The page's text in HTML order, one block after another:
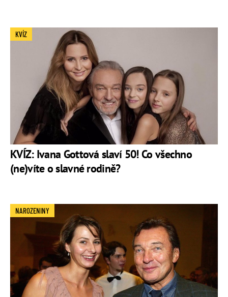
KVÍZ: Ivana Gottová slaví 50! Co všechno
(ne)víte o slavné rodině?
KVÍZ
NAROZENINY